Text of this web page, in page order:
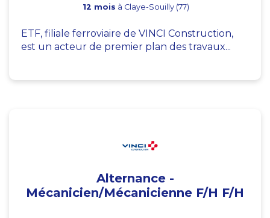
12 mois à Claye-Souilly (77)
ETF, filiale ferroviaire de VINCI Construction,
est un acteur de premier plan des travaux...
Alternance -
Mécanicien/Mécanicienne F/H F/H